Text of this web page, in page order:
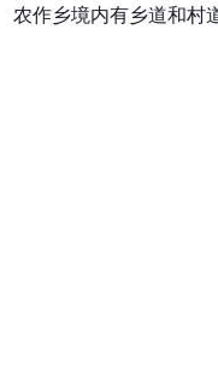
农作乡境内有乡道和村